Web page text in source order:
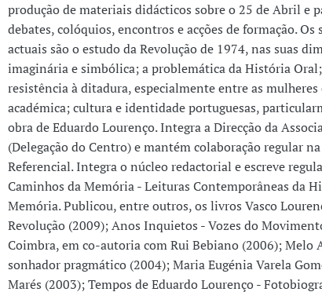
produção de materiais didácticos sobre o 25 de Abril e
debates, colóquios, encontros e acções de formação. Os
actuais são o estudo da Revolução de 1974, nas suas
imaginária e simbólica; a problemática da História
resistência à ditadura, especialmente entre as
académica; cultura e identidade portuguesas,
obra de Eduardo Lourenço. Integra a Direcção da
(Delegação do Centro) e mantém colaboração regular
Referencial. Integra o núcleo redactorial e escreve
Caminhos da Memória - Leituras Contemporâneas da
Memória. Publicou, entre outros, os livros Vasco
Revolução (2009); Anos Inquietos - Vozes do
Coimbra, em co-autoria com Rui Bebiano (2006); Melo
sonhador pragmático (2004); Maria Eugénia Varela
Marés (2003); Tempos de Eduardo Lourenço -